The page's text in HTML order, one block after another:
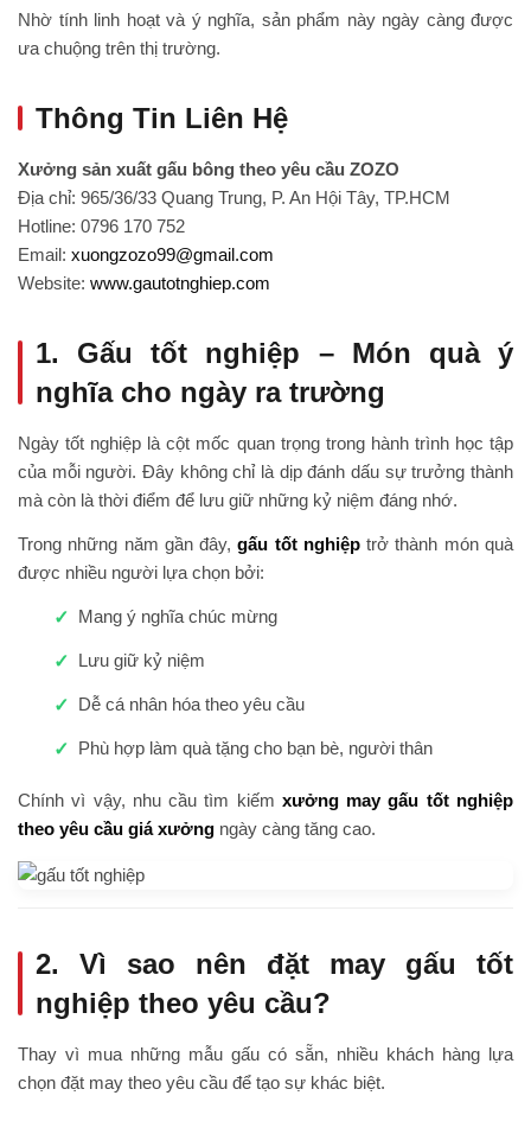
Nhờ tính linh hoạt và ý nghĩa, sản phẩm này ngày càng được
ưa chuộng trên thị trường.
Thông Tin Liên Hệ
Xưởng sản xuất gấu bông theo yêu cầu ZOZO
Địa chỉ: 965/36/33 Quang Trung, P. An Hội Tây, TP.HCM
Hotline: 0796 170 752
Email: xuongzozo99@gmail.com
Website: www.gautotnghiep.com
1. Gấu tốt nghiệp – Món quà ý
nghĩa cho ngày ra trường
Ngày tốt nghiệp là cột mốc quan trọng trong hành trình học tập
của mỗi người. Đây không chỉ là dịp đánh dấu sự trưởng thành
mà còn là thời điểm để lưu giữ những kỷ niệm đáng nhớ.
Trong những năm gần đây,gấu tốt nghiệptrở thành món quà
được nhiều người lựa chọn bởi:
Mang ý nghĩa chúc mừng
Lưu giữ kỷ niệm
Dễ cá nhân hóa theo yêu cầu
Phù hợp làm quà tặng cho bạn bè, người thân
Chính vì vậy, nhu cầu tìm kiếm xưởng may gấu tốt nghiệp
theo yêu cầu giá xưởng ngày càng tăng cao.
2. Vì sao nên đặt may gấu tốt
nghiệp theo yêu cầu?
Thay vì mua những mẫu gấu có sẵn, nhiều khách hàng lựa
chọn đặt may theo yêu cầu để tạo sự khác biệt.